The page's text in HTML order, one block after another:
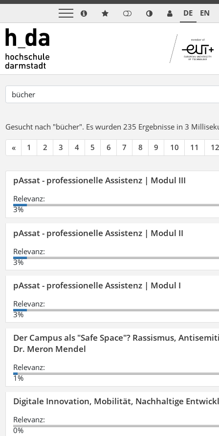
DE EN
Gesucht nach "bücher". Es wurden 235 Ergebnisse in 3
« 1 2 3 4 5 6 7 8 9 10 11 12
pAssat - professionelle Assistenz | Modul III
Relevanz:
3%
pAssat - professionelle Assistenz | Modul II
Relevanz:
3%
pAssat - professionelle Assistenz | Modul I
Relevanz:
3%
Der Campus als "Safe Space"? Rassismus,
Dr. Meron Mendel
Relevanz:
1%
Digitale Innovation, Mobilität, Nachhaltige
Relevanz:
0%